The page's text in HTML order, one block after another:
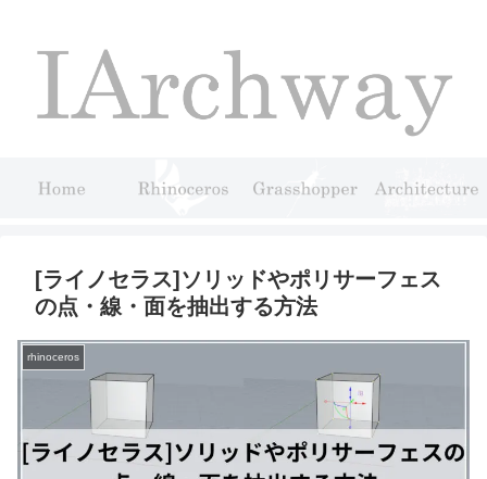
[ライノセラス]ソリッドやポリサーフェス
の点・線・面を抽出する方法
rhinoceros